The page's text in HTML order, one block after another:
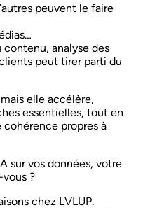
peuvent le faire
analyse des
peut tirer parti du
elle accélère,
essentielles, tout en
propres à
sur vos données, votre
vous ?
chez LVLUP.